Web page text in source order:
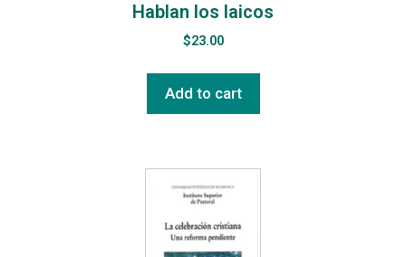
Hablan los laicos
$23.00
Add to cart